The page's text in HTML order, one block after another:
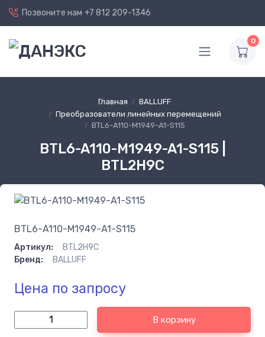
Позвоните нам +7 812 209-1346
0
Главная
BALLUFF
Преобразователи линейных перемещений
BTL6-A110-M1949-A1-S115
BTL6-A110-M1949-A1-S115 |
BTL2H9C
BTL6-A110-M1949-A1-S115
Артикул:
BTL2H9C
Бренд:
BALLUFF
Цена по запросу
В корзину